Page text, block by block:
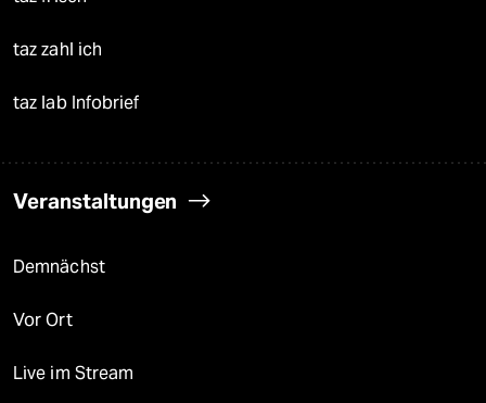
taz zahl ich
taz lab Infobrief
Veranstaltungen
Demnächst
Vor Ort
Live im Stream